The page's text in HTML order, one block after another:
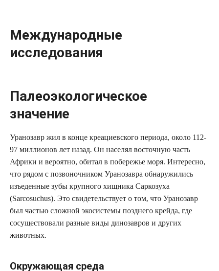
Международные
исследования
Палеоэкологическое
значение
Уранозавр жил в конце креациевского периода, около 112-
97 миллионов лет назад. Он населял восточную часть
Африки и вероятно, обитал в побережье моря. Интересно,
что рядом с позвоночником Уранозавра обнаружились
изъеденные зубы крупного хищника Саркозуха
(Sarcosuchus). Это свидетельствует о том, что Уранозавр
был частью сложной экосистемы позднего крейда, где
сосуществовали разные виды динозавров и других
животных.
Окружающая среда